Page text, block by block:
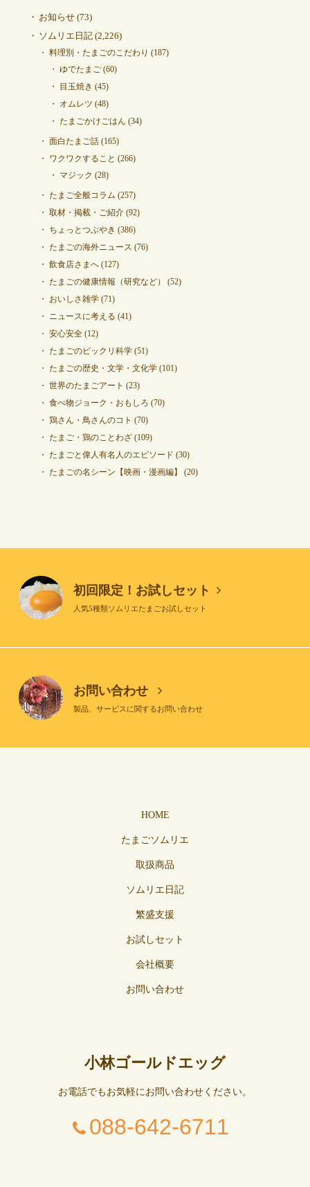
お知らせ(73)
ソムリエ日記(2,226)
料理別・たまごのこだわり (187)
ゆでたまご(60)
目玉焼き (45)
オムレツ (48)
たまごかけごはん (34)
面白たまご話(165)
ワクワクすること (266)
マジック (28)
たまご全般コラム (257)
取材・掲載・ご紹介(92)
ちょっとつぶやき (386)
たまごの海外ニュース (76)
飲食店さまへ(127)
たまごの健康情報（研究など）
(52)
おいしさ雑学(71)
ニュースに考える (41)
安心安全(12)
たまごのビックリ科学(51)
たまごの歴史・文学・文化学(101)
世界のたまごアート (23)
食べ物ジョーク・おもしろ (70)
鶏さん・鳥さんのコト (70)
たまご・鶏のことわざ(109)
たまごと偉人有名人のエピソード (30)
たまごの名シーン【映画・漫画編】
(20)
初回限定！お試しセット
人気5種類ソムリエたまごお試しセット
お問い合わせ
製品、サービスに関するお問い合わせ
HOME
たまごソムリエ
取扱商品
ソムリエ日記
繁盛支援
お試しセット
会社概要
お問い合わせ
小林ゴールドエッグ
お電話でもお気軽にお問い合わせください。
088-642-6711